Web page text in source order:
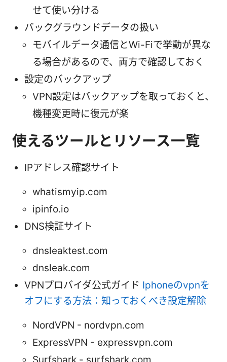
せて使い分ける
バックグラウンドデータの扱い
モバイルデータ通信とWi-Fiで挙動が異な
る場合があるので、両方で確認しておく
設定のバックアップ
VPN設定はバックアップを取っておくと、
機種変更時に復元が楽
使えるツールとリソース一覧
IPアドレス確認サイト
whatismyip.com
ipinfo.io
DNS検証サイト
dnsleaktest.com
dnsleak.com
VPNプロバイダ公式ガイド Iphoneのvpnを
オフにする方法：知っておくべき設定解除
NordVPN - nordvpn.com
ExpressVPN - expressvpn.com